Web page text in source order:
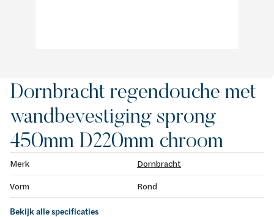
Dornbracht regendouche met
wandbevestiging sprong
450mm D220mm chroom
Merk
Dornbracht
Vorm
Rond
Bekijk alle specificaties